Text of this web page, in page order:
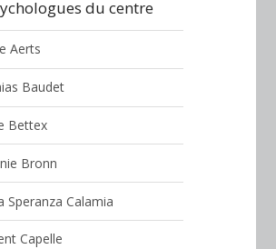
du centre
Aerts
Baudet
Bettex
Bronn
Speranza Calamia
Capelle